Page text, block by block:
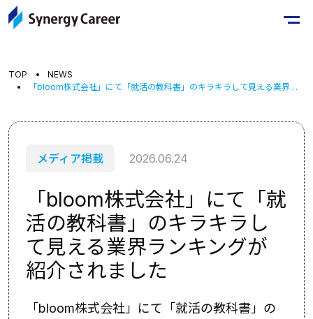
TOP
NEWS
「bloom株式会社」にて「就活の教科書」のキラキラして見える業界ランキングが紹介されました
メディア掲載 2026.06.24
「bloom株式会社」にて「就
活の教科書」のキラキラし
て見える業界ランキングが
紹介されました
「bloom株式会社」にて「就活の教科書」の